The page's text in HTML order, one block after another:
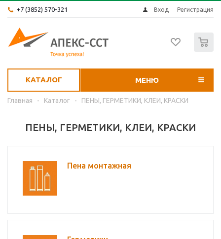
+7 (3852) 570-321 Вход Регистрация
КАТАЛОГ МЕНЮ
Главная - Каталог - ПЕНЫ, ГЕРМЕТИКИ, КЛЕИ, КРАСКИ
ПЕНЫ, ГЕРМЕТИКИ, КЛЕИ, КРАСКИ
Пена монтажная